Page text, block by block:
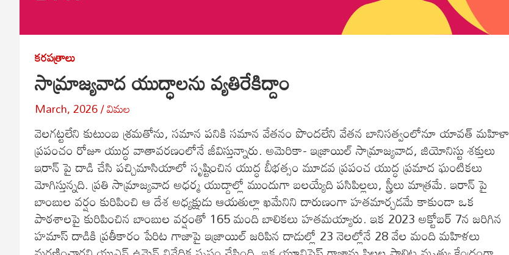
కరపత్రాలు
సామ్రాజ్యవాద యుద్ధాలను వ్యతిరేకిద్దాం
March, 2026 విమల
వెలగట్టలేని కుటుంబ శ్రమతోను, సమాన పనికి సమాన వేతనం పొందలేని వేతన బానిసత్వంలోనూ యావత్ మహిళా
ప్రపంచం రోజూ యుద్ధ వాతావరణంలోనే జీవిస్తున్నారు. అమెరికా- ఇజ్రాయిల్ సామ్రాజ్యవాద, జియోనిస్టు శక్తులు
ఇరాన్ పై దాడి చేసి పచ్చిమాసియాలో సృష్టించిన యుద్ధ బీభత్సం మూడవ ప్రపంచ యుద్ధ ప్రమాద ఘంటికలు
మోగిస్తున్నది. ప్రతి సామ్రాజ్యవాద అధర్మ యుద్దాల్లో ముందుగా బలయ్యేది పసిపిల్లలు, స్త్రీలు మాత్రమే. ఇరాన్ పై
బాంబుల వర్షం కురిపించి ఆ దేశ అధ్యక్షుడు ఆయతుల్లా ఖమేనిని దారుణంగా హతమార్చడమే కాకుండా ఒక
పాఠశాలపై కురిపించిన బాంబుల వర్షంతో 165 మంది బాలికలు హతమయ్యారు. ఇక 2023 అక్టోబర్ 7న జరిగిన
హమాస్ దాడికి ప్రతీకారం పేరిట గాజాపై ఇజ్రాయిల్ జరిపిన దాడుల్లో 23 నెలల్లోనే 28 వేల మంది మహిళలు